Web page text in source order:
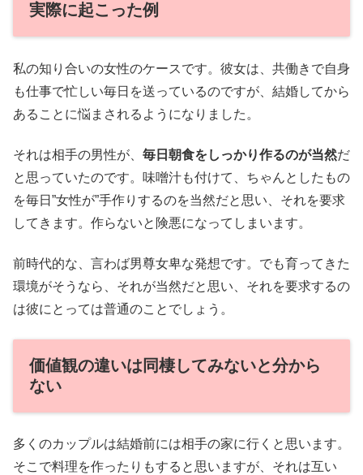
実際に起こった例
私の知り合いの女性のケースです。彼女は、共働きで自身
も仕事で忙しい毎日を送っているのですが、結婚してから
あることに悩まされるようになりました。
それは相手の男性が、 毎日朝食をしっかり作るのが当然だ
と思っていたのです。味噌汁も付けて、ちゃんとしたもの
を毎日”女性が”手作りするのを当然だと思い、それを要求
してきます。作らないと険悪になってしまいます。
前時代的な、言わば男尊女卑な発想です。でも育ってきた
環境がそうなら、それが当然だと思い、それを要求するの
は彼にとっては普通のことでしょう。
価値観の違いは同棲してみないと分から
ない
多くのカップルは結婚前には相手の家に行くと思います。
そこで料理を作ったりもすると思いますが、それは互い